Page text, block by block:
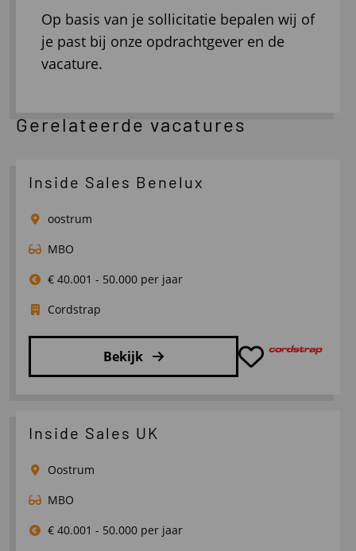
Op basis van je sollicitatie bepalen wij of
je past bij onze opdrachtgever en de
vacature.
Gerelateerde vacatures
Inside Sales Benelux
oostrum
MBO
€ 40.001 - 50.000 per jaar
Cordstrap
Bekijk
over
Sales
Inside Sales UK
Oostrum
MBO
€ 40.001 - 50.000 per jaar